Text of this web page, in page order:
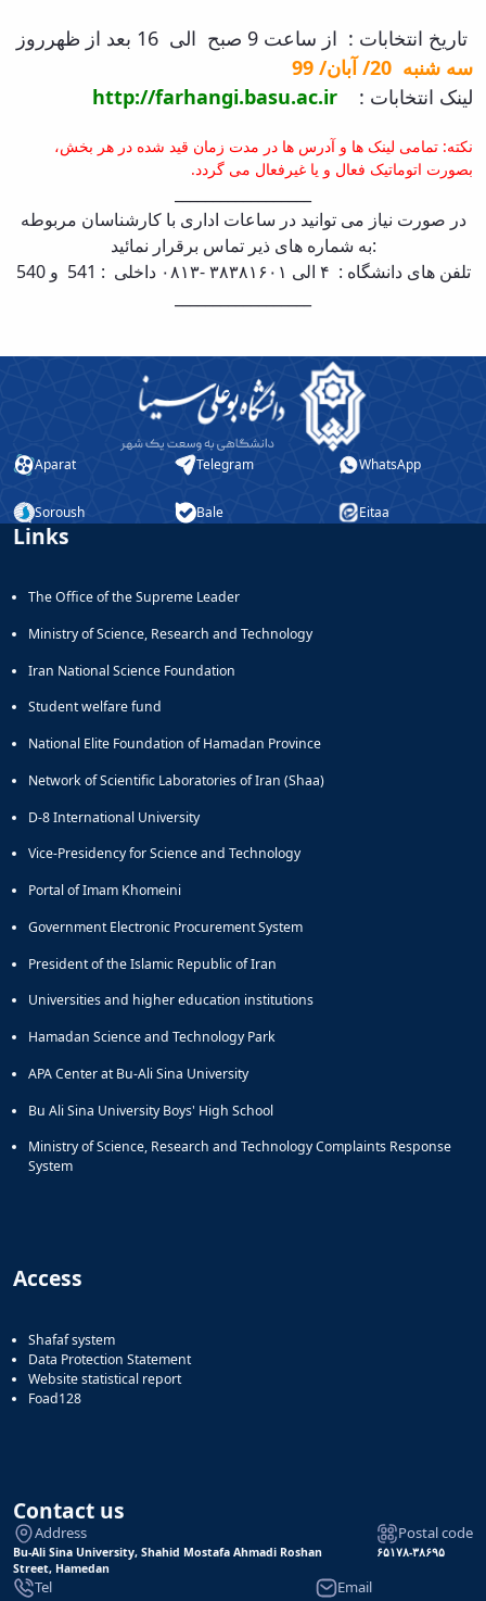
تاریخ انتخابات : از ساعت 9 صبح الی 16 بعد از ظهرروز
سه شنبه 20/ آبان/ 99
لینک انتخابات :
http://farhangi.basu.ac.ir
نکته: تمامی لینک ها و آدرس ها در مدت زمان قید شده در هر بخش،
بصورت اتوماتیک فعال و یا غیرفعال می گردد.
در صورت نیاز می توانید در ساعات اداری با کارشناسان مربوطه
به شماره های ذیر تماس برقرار نمائید:
تلفن های دانشگاه : ۴ الی ۳۸۳۸۱۶۰۱ -۰۸۱۳ داخلی : 541 و 540
Aparat Telegram WhatsApp
Soroush Bale Eitaa
Links
The Office of the Supreme Leader
Ministry of Science, Research and Technology
Iran National Science Foundation
Student welfare fund
National Elite Foundation of Hamadan Province
Network of Scientific Laboratories of Iran (Shaa)
D-8 International University
Vice-Presidency for Science and Technology
Portal of Imam Khomeini
Government Electronic Procurement System
President of the Islamic Republic of Iran
Universities and higher education institutions
Hamadan Science and Technology Park
APA Center at Bu-Ali Sina University
Bu Ali Sina University Boys' High School
Ministry of Science, Research and Technology Complaints Response
System
Access
Shafaf system
Data Protection Statement
Website statistical report
Foad128
Contact us
Address
Bu-Ali Sina University, Shahid Mostafa Ahmadi Roshan
Street, Hamedan
Postal code
۶۵۱۷۸-۳۸۶۹۵
Tel Email